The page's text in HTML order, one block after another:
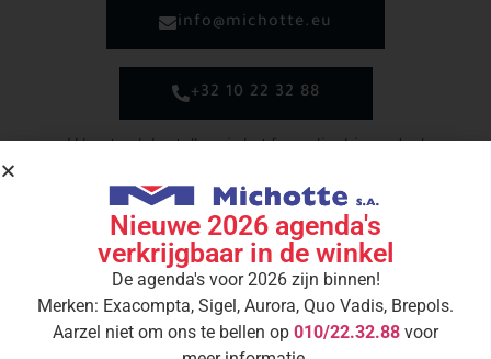
info@michotte.eu
+32 10 22 32 88
Uw pakje wordt pas aan u geleverd nadat de betaling is
ontvangen.
Nieuwe 2026 agenda's
verkrijgbaar in de winkel
De agenda's voor 2026 zijn binnen!
Merken: Exacompta, Sigel, Aurora, Quo Vadis, Brepols.
Aarzel niet om ons te bellen op 010/22.32.88 voor